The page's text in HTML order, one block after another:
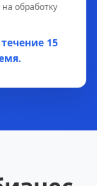
обработку
15